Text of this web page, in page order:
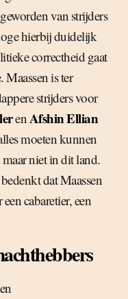
van strijders
hierbij duidelijk
correctheid gaat
is ter
strijders voor
enAfshin Ellian
moeten kunnen
niet in dit land.
dat Maassen
cabaretier, een